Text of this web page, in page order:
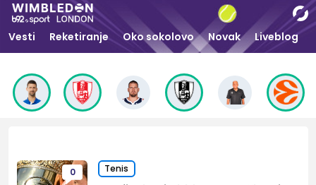
Vesti Reketiranje Oko sokolovo Novak Liveblog
0 Tenis